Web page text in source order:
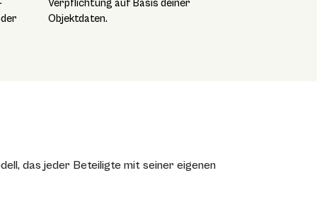
Verpflichtung auf Basis deiner
Objektdaten.
das jeder Beteiligte mit seiner eigenen